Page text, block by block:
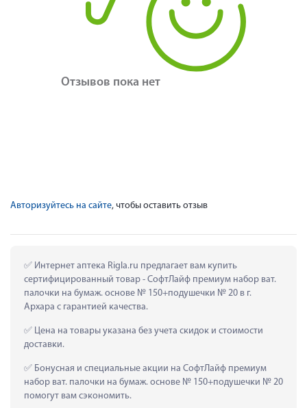
Отзывов пока нет
Авторизуйтесь на сайте, чтобы оставить отзыв
Интернет аптека Rigla.ru предлагает вам купить
сертифицированный товар - СофтЛайф премиум набор ват.
палочки на бумаж. основе № 150+подушечки № 20 в г.
Архара с гарантией качества.
Цена на товары указана без учета скидок и стоимости
доставки.
Бонусная и специальные акции на СофтЛайф премиум
набор ват. палочки на бумаж. основе № 150+подушечки № 20
помогут вам сэкономить.